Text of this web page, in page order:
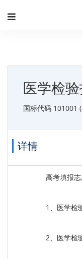
医学检
国标代码 101001
详情
高考填报
1、医学检
2、医学检